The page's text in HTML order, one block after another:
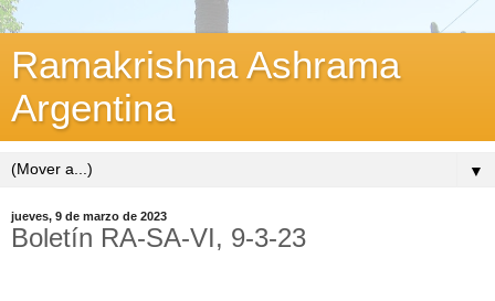
Ramakrishna Ashrama
Argentina
▼
jueves, 9 de marzo de 2023
Boletín RA-SA-VI, 9-3-23